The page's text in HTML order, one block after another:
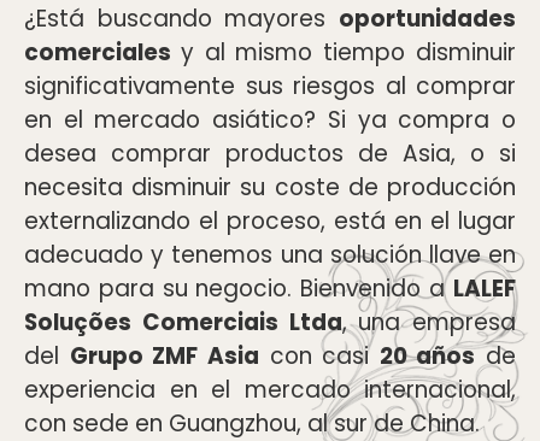
¿Está buscando mayores oportunidades
comerciales y al mismo tiempo disminuir
significativamente sus riesgos al comprar
en el mercado asiático? Si ya compra o
desea comprar productos de Asia, o si
necesita disminuir su coste de producción
externalizando el proceso, está en el lugar
adecuado y tenemos una solución llave en
mano para su negocio. Bienvenido aLALEF
Soluções Comerciais Ltda, una empresa
del Grupo ZMF Asia con casi 20 añosde
experiencia en el mercado internacional,
con sede en Guangzhou, al sur de China.